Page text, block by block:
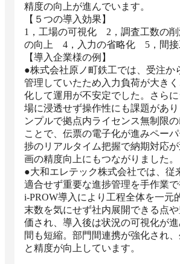
精度の向上が進んでいます。
【５つの導入効果】
1，工場の可視化　2，調査工数の
の向上　4，入力の省略化　5，間
【導入企業様の例】
●株式会社原ノ町鉄工では、受注か
管理していたため入力負荷が大き
化して運用が不安定でした。さら
場に浸透せず操作性にも課題があ
ンプルで拠点内ライセンス無制限
ことで、伝票の電子化が進みペー
捗のリアルタイム把握で納期対応
画の精度向上にもつながりました。
●大和エレテック株式会社では、従
適合せず重要な進捗管理を手作業で
i-PROW導入により工程全体を一元
末数を気にせず社内展開できる点
価され、導入後は状況の可視化が
間も短縮。部門間連携が強化され
と精度が向上しています。